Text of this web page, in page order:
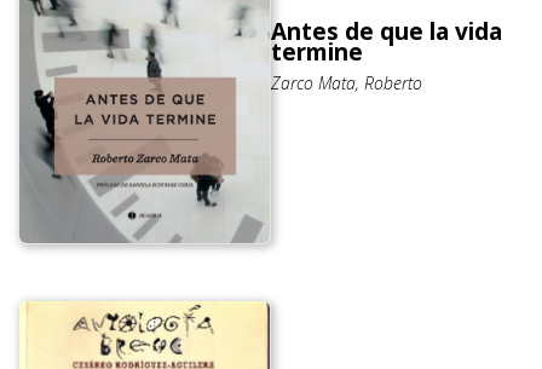
Antes de que la vida
termine
Zarco Mata, Roberto